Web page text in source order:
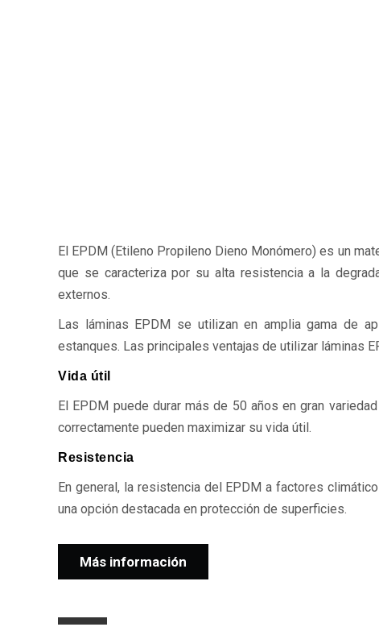
El EPDM (Etileno Propileno Dieno Monómero) es un
que se caracteriza por su alta resistencia a la
externos.
Las láminas EPDM se utilizan en amplia gama de
estanques. Las principales ventajas de utilizar láminas
Vida útil
El EPDM puede durar más de 50 años en gran
correctamente pueden maximizar su vida útil.
Resistencia
En general, la resistencia del EPDM a factores
una opción destacada en protección de superficies.
Más información